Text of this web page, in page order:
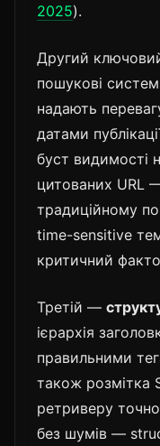
2025).
Другий
пошукові
надають
датами
буст видимості
цитованих URL
традиційному
time-sensitive
критичний
Третій —
ієрархія
правильними
також розмітка
ретриверу
без шумів —